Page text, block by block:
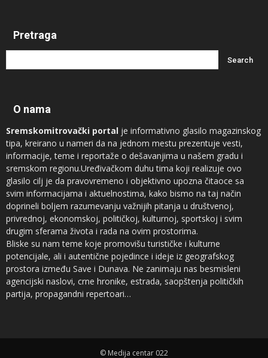
Pretraga
O nama
Sremskomitrovački portal je informativno glasilo magazinskog
tipa, kreirano u nameri da na jednom mestu prezentuje vesti,
informacije, teme i reportaže o dešavanjima u našem gradu i
sremskom regionu.Uređivačkom duhu tima koji realizuje ovo
glasilo cilj je da pravovremeno i objektivno upozna čitaoce sa
svim informacijama i aktuelnostima, kako bismo na taj način
doprineli boljem razumevanju važnijih pitanja u društvenoj,
privrednoj, ekonomskoj, političkoj, kulturnoj, sportskoj i svim
drugim sferama života i rada na ovim prostorima.
Bliske su nam teme koje promovišu turističke i kulturne
potencijale, ali i autentične pojedince i ideje iz geografskog
prostora između Save i Dunava. Ne zanimaju nas besmisleni
agencijski naslovi, crne hronike, estrada, saopštenja političkih
partija, propagandni repertoari…
© Medija centar 022